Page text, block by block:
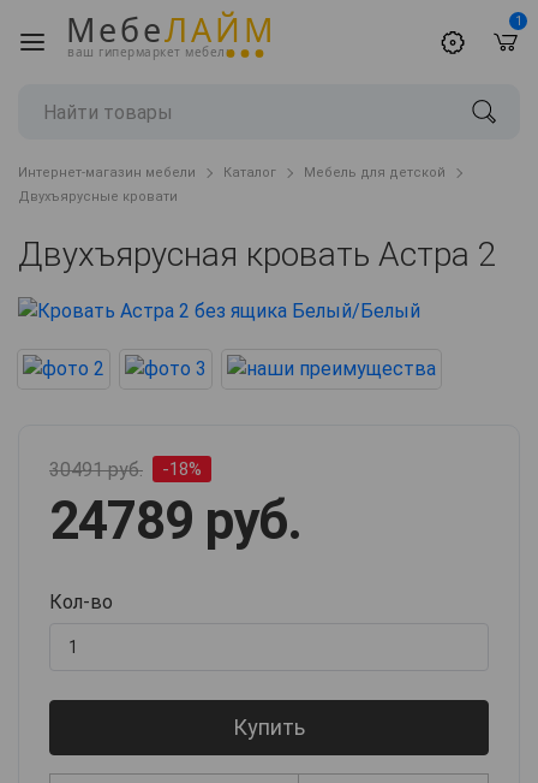
МебеЛАЙМ
ваш гипермаркет мебели
1
Интернет-магазин мебели Каталог
Мебель для детской
Двухъярусные кровати
Двухъярусная кровать Астра 2
30491 руб. -18%
24789 руб.
Кол-во
Купить